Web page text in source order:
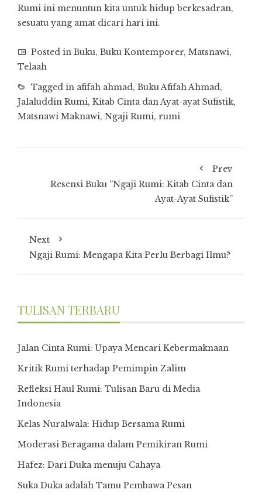
Rumi ini menuntun kita untuk hidup berkesadran,
sesuatu yang amat dicari hari ini.
Posted in Buku, Buku Kontemporer, Matsnawi,
Telaah
Tagged in afifah ahmad, Buku Afifah Ahmad,
Jalaluddin Rumi, Kitab Cinta dan Ayat-ayat Sufistik,
Matsnawi Maknawi, Ngaji Rumi, rumi
Prev
Resensi Buku “Ngaji Rumi: Kitab Cinta dan
Ayat-Ayat Sufistik”
Next
Ngaji Rumi: Mengapa Kita Perlu Berbagi Ilmu?
TULISAN TERBARU
Jalan Cinta Rumi: Upaya Mencari Kebermaknaan
Kritik Rumi terhadap Pemimpin Zalim
Refleksi Haul Rumi: Tulisan Baru di Media
Indonesia
Kelas Nuralwala: Hidup Bersama Rumi
Moderasi Beragama dalam Pemikiran Rumi
Hafez: Dari Duka menuju Cahaya
Suka Duka adalah Tamu Pembawa Pesan